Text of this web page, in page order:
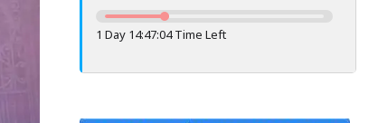
1 Day 14:47:03 Time Left